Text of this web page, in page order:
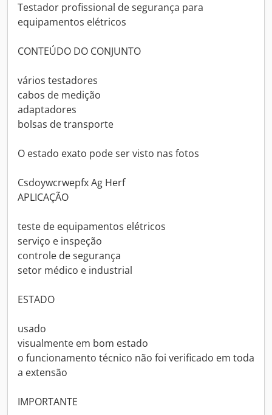
Testador profissional de segurança para
equipamentos elétricos
CONTEÚDO DO CONJUNTO
vários testadores
cabos de medição
adaptadores
bolsas de transporte
O estado exato pode ser visto nas fotos
Csdoywcrwepfx Ag Herf
APLICAÇÃO
teste de equipamentos elétricos
serviço e inspeção
controle de segurança
setor médico e industrial
ESTADO
usado
visualmente em bom estado
o funcionamento técnico não foi verificado em toda
a extensão
IMPORTANTE